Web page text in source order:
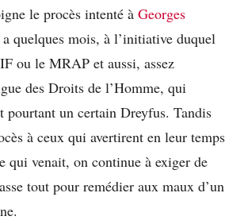
le procès intenté à Georges
quelques mois, à l’initiative duquel
ou le MRAP et aussi, assez
des Droits de l’Homme, qui
pourtant un certain Dreyfus. Tandis
à ceux qui avertirent en leur temps
qui venait, on continue à exiger de
tout pour remédier aux maux d’un